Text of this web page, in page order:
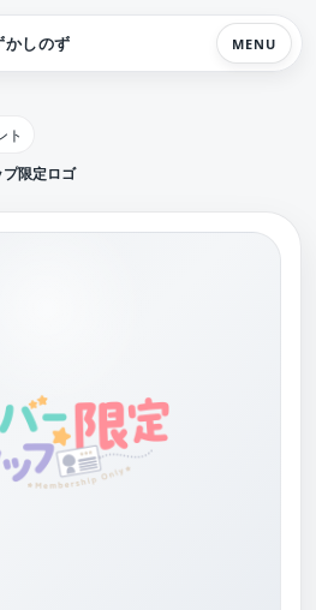
しのず MENU
ト
限定ロゴ【フリー素材・サムネ素材】